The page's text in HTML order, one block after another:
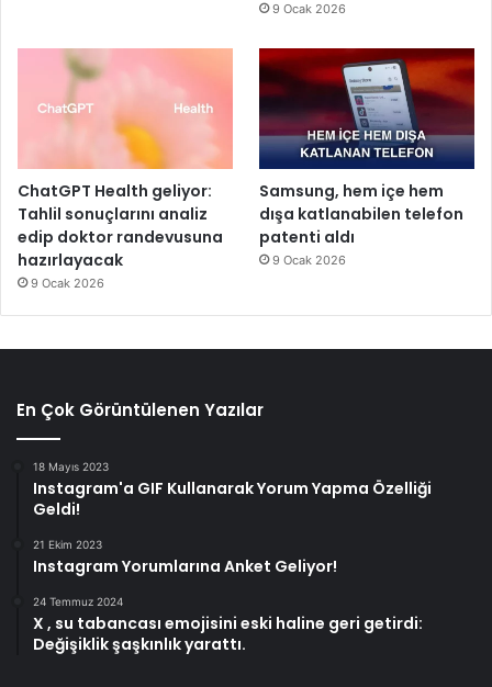
9 Ocak 2026
ChatGPT Health geliyor:
Tahlil sonuçlarını analiz
edip doktor randevusuna
hazırlayacak
9 Ocak 2026
Samsung, hem içe hem
dışa katlanabilen telefon
patenti aldı
9 Ocak 2026
En Çok Görüntülenen Yazılar
18 Mayıs 2023
Instagram'a GIF Kullanarak Yorum Yapma Özelliği
Geldi!
21 Ekim 2023
Instagram Yorumlarına Anket Geliyor!
24 Temmuz 2024
X , su tabancası emojisini eski haline geri getirdi:
Değişiklik şaşkınlık yarattı.